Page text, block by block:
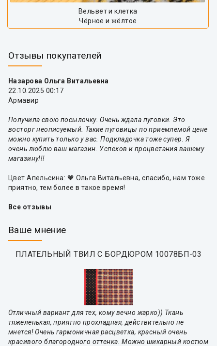
Вельвет и клетка
Чёрное и жёлтое
Отзывы покупателей
Назарова Ольга Витальевна
22.10.2025 00:17
Армавир
Получила свою посылочку. Очень ждала пуговки. Это
восторг неописуемый. Такие пуговицы по приемлемой цене
можно купить только у вас. Подкладочка тоже супер. Я
очень люблю ваш магазин. Успехов и процветания вашему
магазину!!!
Цвет Апельсина: 🧡 Ольга Витальевна, спасибо, нам тоже
приятно, тем более в такое время!
Все отзывы
Ваше мнение
ПЛАТЕЛЬНЫЙ ТВИЛ С БОРДЮРОМ 10078БП-03
Отличный вариант для тех, кому вечно жарко)) Ткань
тяжеленькая, приятно прохладная, действительно не
мнется! Очень гармоничная расцветка, красный очень
красивого благородного оттенка. Можно шикарный костюм